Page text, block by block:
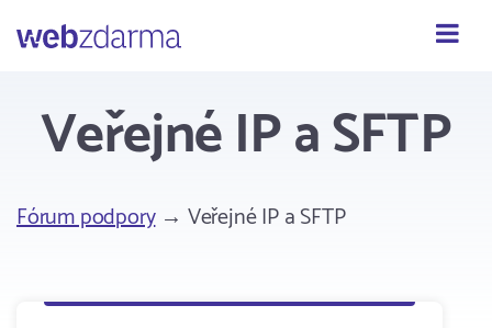
Webzdarma
Veřejné IP a SFTP
Fórum podpory→ Veřejné IP a SFTP